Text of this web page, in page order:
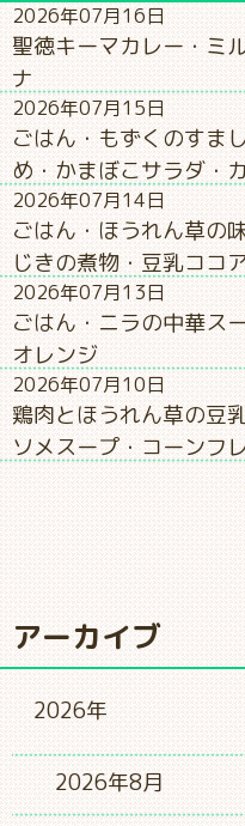
2026年07月16日
聖徳キーマカレー・ミ
ナ
2026年07月15日
ごはん・もずくのすま
め・かまぼこサラダ・
2026年07月14日
ごはん・ほうれん草の
じきの煮物・豆乳ココ
2026年07月13日
ごはん・ニラの中華ス
オレンジ
2026年07月10日
鶏肉とほうれん草の豆
ソメスープ・コーンフ
アーカイブ
2026年
2026年8月